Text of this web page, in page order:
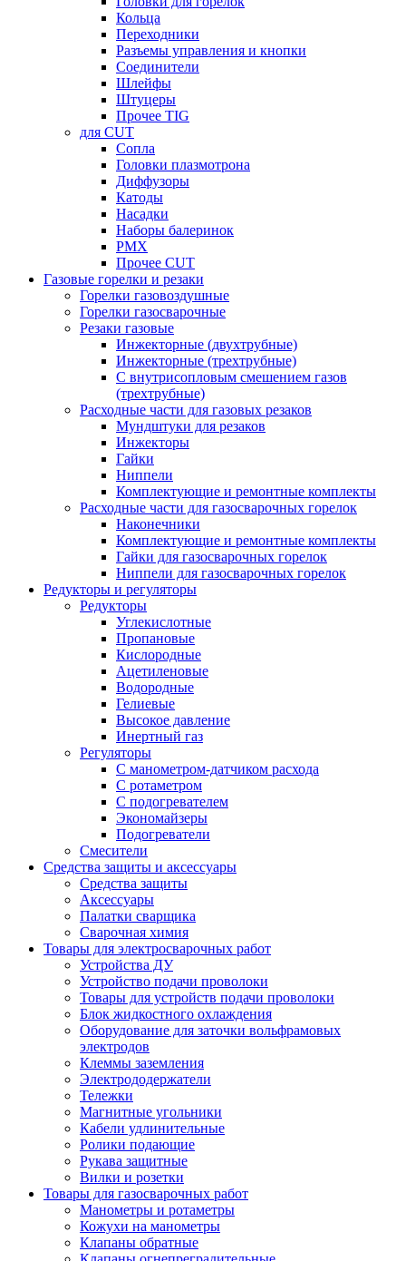
Кольца
Переходники
Разъемы управления и кнопки
Соединители
Шлейфы
Штуцеры
Прочее TIG
для CUT
Сопла
Головки плазмотрона
Диффузоры
Катоды
Насадки
Наборы балеринок
PMX
Прочее CUT
Газовые горелки и резаки
Горелки газовоздушные
Горелки газосварочные
Резаки газовые
Инжекторные (двухтрубные)
Инжекторные (трехтрубные)
С внутрисопловым смешением газов
(трехтрубные)
Расходные части для газовых резаков
Мундштуки для резаков
Инжекторы
Гайки
Ниппели
Комплектующие и ремонтные комплекты
Расходные части для газосварочных горелок
Наконечники
Комплектующие и ремонтные комплекты
Гайки для газосварочных горелок
Ниппели для газосварочных горелок
Редукторы и регуляторы
Редукторы
Углекислотные
Пропановые
Кислородные
Ацетиленовые
Водородные
Гелиевые
Высокое давление
Инертный газ
Регуляторы
С манометром-датчиком расхода
С ротаметром
С подогревателем
Экономайзеры
Подогреватели
Смесители
Средства защиты и аксессуары
Средства защиты
Аксессуары
Палатки сварщика
Сварочная химия
Товары для электросварочных работ
Устройства ДУ
Устройство подачи проволоки
Товары для устройств подачи проволоки
Блок жидкостного охлаждения
Оборудование для заточки вольфрамовых
электродов
Клеммы заземления
Электрододержатели
Тележки
Магнитные угольники
Кабели удлинительные
Ролики подающие
Рукава защитные
Вилки и розетки
Товары для газосварочных работ
Манометры и ротаметры
Кожухи на манометры
Клапаны обратные